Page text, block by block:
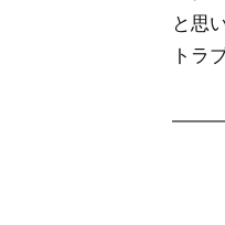
と思
トラ